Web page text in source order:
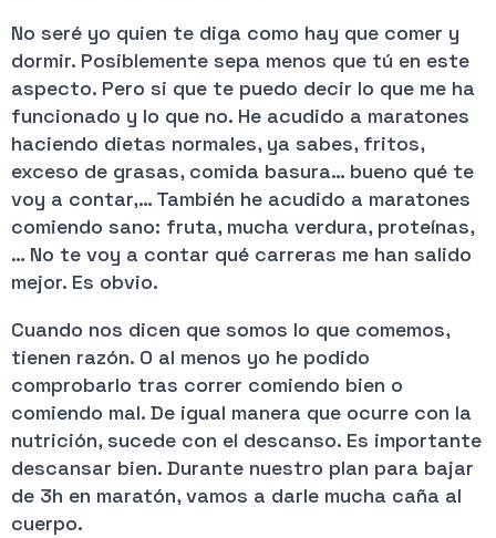
No seré yo quien te diga como hay que comer y
dormir. Posiblemente sepa menos que tú en este
aspecto. Pero si que te puedo decir lo que me ha
funcionado y lo que no. He acudido a maratones
haciendo dietas normales, ya sabes, fritos,
exceso de grasas, comida basura… bueno qué te
voy a contar,… También he acudido a maratones
comiendo sano: fruta, mucha verdura, proteínas,
… No te voy a contar qué carreras me han salido
mejor. Es obvio.
Cuando nos dicen que somos lo que comemos,
tienen razón. O al menos yo he podido
comprobarlo tras correr comiendo bien o
comiendo mal. De igual manera que ocurre con la
nutrición, sucede con el descanso. Es importante
descansar bien. Durante nuestro plan para bajar
de 3h en maratón, vamos a darle mucha caña al
cuerpo.